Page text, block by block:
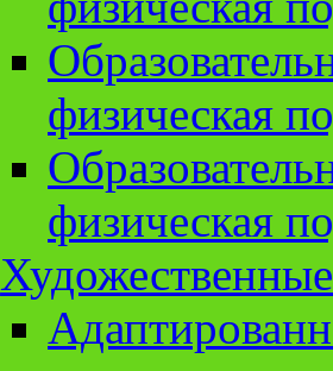
физическая
физическая
Художественные